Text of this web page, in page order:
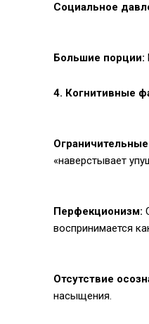
Социальное
Большие порции:
4. Когнитивные
«наверстывает
Перфекционизм:
воспринимается
Отсутствие
насыщения.